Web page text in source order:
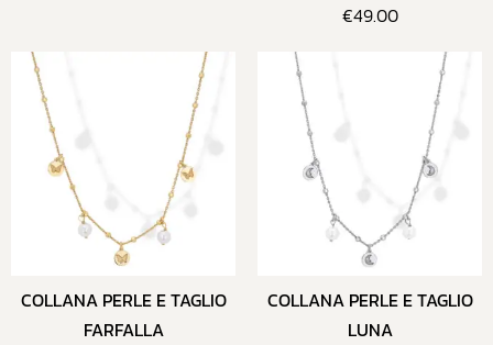
€49.00
COLLANA PERLE E TAGLIO
FARFALLA
COLLANA PERLE E TAGLIO
LUNA